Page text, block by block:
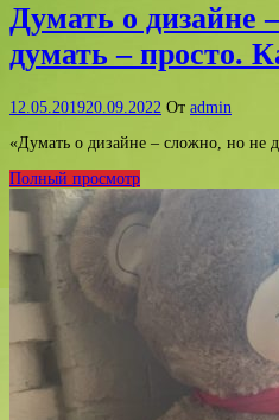
Думать о дизайне
думать – просто.
12.05.201920.09.2022 От admin
«Думать о дизайне – сложно, но не
Полный просмотр